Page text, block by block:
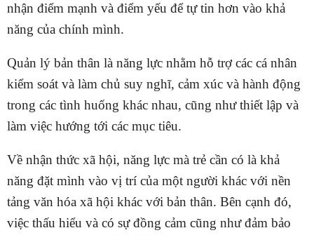
nhận điểm mạnh và điểm yếu để tự tin hơn vào khả
năng của chính mình.
Quản lý bản thân là năng lực nhằm hỗ trợ các cá nhân
kiểm soát và làm chủ suy nghĩ, cảm xúc và hành động
trong các tình huống khác nhau, cũng như thiết lập và
làm việc hướng tới các mục tiêu.
Về nhận thức xã hội, năng lực mà trẻ cần có là khả
năng đặt mình vào vị trí của một người khác với nền
tảng văn hóa xã hội khác với bản thân. Bên cạnh đó,
việc thấu hiểu và có sự đồng cảm cũng như đảm bảo